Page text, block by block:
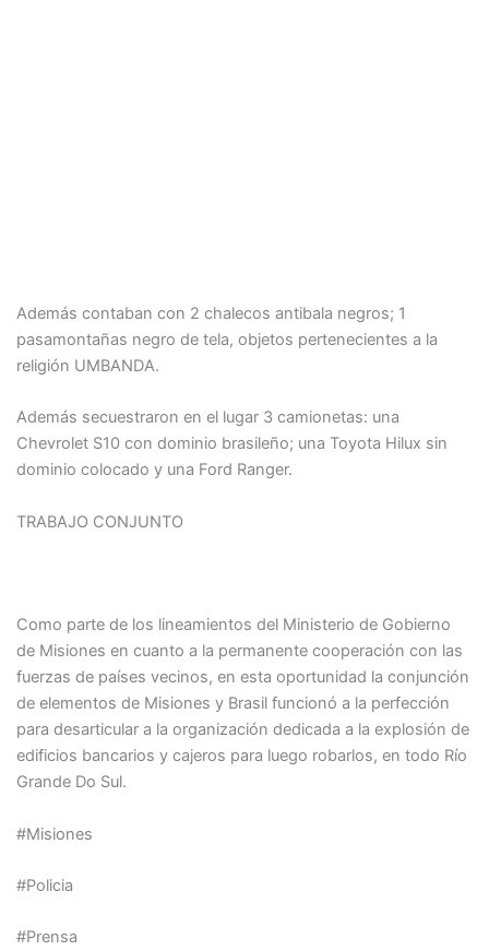
Además contaban con 2 chalecos antibala negros; 1
pasamontañas negro de tela, objetos pertenecientes a la
religión UMBANDA.
Además secuestraron en el lugar 3 camionetas: una
Chevrolet S10 con dominio brasileño; una Toyota Hilux sin
dominio colocado y una Ford Ranger.
TRABAJO CONJUNTO
Como parte de los lineamientos del Ministerio de Gobierno
de Misiones en cuanto a la permanente cooperación con las
fuerzas de países vecinos, en esta oportunidad la conjunción
de elementos de Misiones y Brasil funcionó a la perfección
para desarticular a la organización dedicada a la explosión de
edificios bancarios y cajeros para luego robarlos, en todo Río
Grande Do Sul.
#Misiones
#Policia
#Prensa